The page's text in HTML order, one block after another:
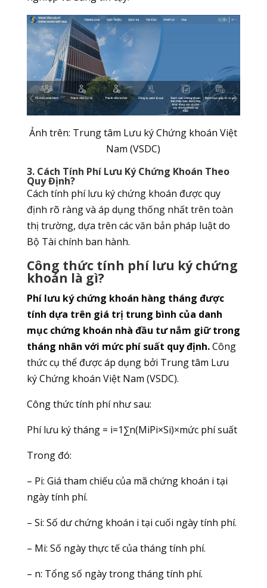
Ảnh trên: Trung tâm Lưu ký Chứng khoán Việt
Nam (VSDC)
3. Cách Tính Phí Lưu Ký Chứng Khoán Theo
Quy Định?
Cách tính phí lưu ký chứng khoán được quy
định rõ ràng và áp dụng thống nhất trên toàn
thị trường, dựa trên các văn bản pháp luật do
Bộ Tài chính ban hành.
Công thức tính phí lưu ký chứng
khoán là gì?
Phí lưu ký chứng khoán hàng tháng được
tính dựa trên giá trị trung bình của danh
mục chứng khoán nhà đầu tư nắm giữ trong
tháng nhân với mức phí suất quy định.Công
thức cụ thể được áp dụng bởi Trung tâm Lưu
ký Chứng khoán Việt Nam (VSDC).
Công thức tính phí như sau:
Phí lưu ký tháng = i=1∑n​(Mi​Pi​×Si​​)×mức phí suất
Trong đó:
– Pi​: Giá tham chiếu của mã chứng khoán i tại
ngày tính phí.
– Si​: Số dư chứng khoán i tại cuối ngày tính phí.
– Mi​: Số ngày thực tế của tháng tính phí.
– n: Tổng số ngày trong tháng tính phí.